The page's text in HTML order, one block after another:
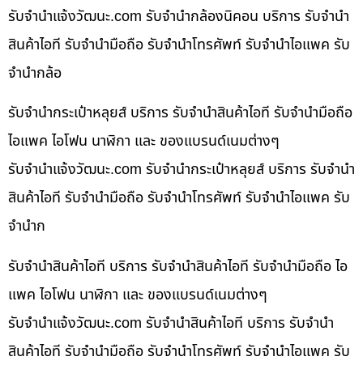
รับจํานําแจ้งวัฒนะ.com รับจำนำกล้องนิคอน บริการ รับจำนำ
สินค้าไอที รับจำนำมือถือ รับจำนำโทรศัพท์ รับจำนำไอแพค รับ
จำนำกล้อ
รับจำนำกระเป๋าหลุยส์ บริการ รับจำนำสินค้าไอที รับจำนำมือถือ
ไอแพค ไอโฟน นาฬิกา และ ของแบรนด์เนมต่างๆ
รับจํานําแจ้งวัฒนะ.com รับจำนำกระเป๋าหลุยส์ บริการ รับจำนำ
สินค้าไอที รับจำนำมือถือ รับจำนำโทรศัพท์ รับจำนำไอแพค รับ
จำนำก
รับจำนำสินค้าไอที บริการ รับจำนำสินค้าไอที รับจำนำมือถือ ไอ
แพค ไอโฟน นาฬิกา และ ของแบรนด์เนมต่างๆ
รับจํานําแจ้งวัฒนะ.com รับจำนำสินค้าไอที บริการ รับจำนำ
สินค้าไอที รับจำนำมือถือ รับจำนำโทรศัพท์ รับจำนำไอแพค รับ